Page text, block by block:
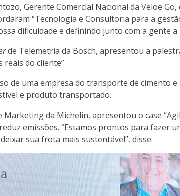
Gerente Comercial Nacional da Veloe Go,
“Tecnologia e Consultoria para a
dificuldade e definindo junto com a gente
de Telemetria da Bosch, apresentou a
reais do cliente”.
de uma empresa do transporte de cimento
e produto transportado.
da Michelin, apresentou o case
emissões. “Estamos prontos para fazer
sua frota mais sustentável”, disse.